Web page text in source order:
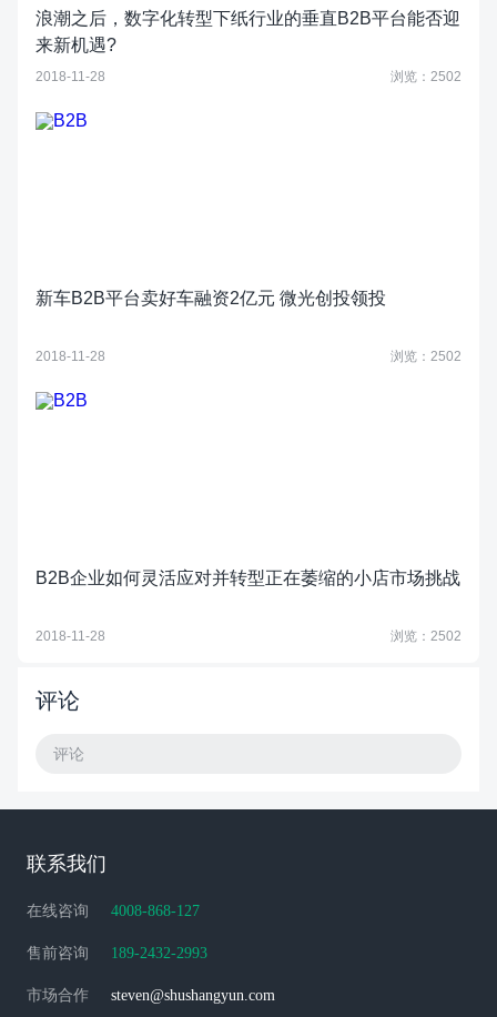
浪潮之后，数字化转型下纸行业的垂直B2B平台能否迎
来新机遇?
2018-11-28 浏览：2502
新车B2B平台卖好车融资2亿元 微光创投领投
2018-11-28 浏览：2502
B2B企业如何灵活应对并转型正在萎缩的小店市场挑战
2018-11-28 浏览：2502
评论
评论
联系我们
在线咨询 4008-868-127
售前咨询 189-2432-2993
市场合作 steven@shushangyun.com